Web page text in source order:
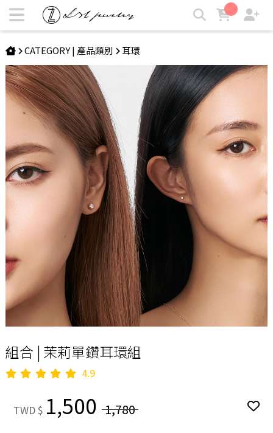
組合 | 茉莉單鑽耳環組 | LZL Jewelry 輕珠寶飾品
CATEGORY | 產品類別 耳環
組合 | 茉莉單鑽耳環組
4.9
TWD $ 1,500 1,780